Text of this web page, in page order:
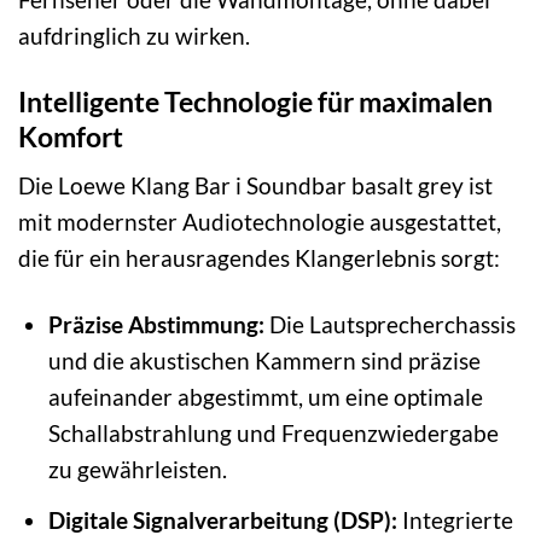
aufdringlich zu wirken.
Intelligente Technologie für maximalen
Komfort
Die Loewe Klang Bar i Soundbar basalt grey ist
mit modernster Audiotechnologie ausgestattet,
die für ein herausragendes Klangerlebnis sorgt:
Präzise Abstimmung: Die Lautsprecherchassis
und die akustischen Kammern sind präzise
aufeinander abgestimmt, um eine optimale
Schallabstrahlung und Frequenzwiedergabe
zu gewährleisten.
Digitale Signalverarbeitung (DSP): Integrierte